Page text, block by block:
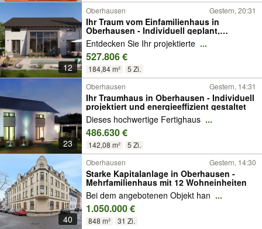
12
Oberhausen Gestern, 20:31
Ihr Traum vom Einfamilienhaus in
Oberhausen - Individuell geplant,
nachhaltig gebaut
Entdecken Sie Ihr projektierte ...
527.806 €
184,84 m² 5 Zi.
23
Oberhausen Gestern, 14:31
Ihr Traumhaus in Oberhausen - Individuell
projektiert und energieeffizient gestaltet
Dieses hochwertige Fertighaus ...
486.630 €
142,08 m² 5 Zi.
40
Oberhausen Gestern, 14:30
Starke Kapitalanlage in Oberhausen -
Mehrfamilienhaus mit 12 Wohneinheiten
Bei dem angebotenen Objekt han ...
1.050.000 €
848 m² 31 Zi.